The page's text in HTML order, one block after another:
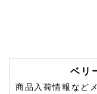
ベリ
商品入荷情報など